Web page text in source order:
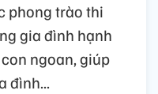
phong trào thi
gia đình hạnh
ngoan, giúp
đình...